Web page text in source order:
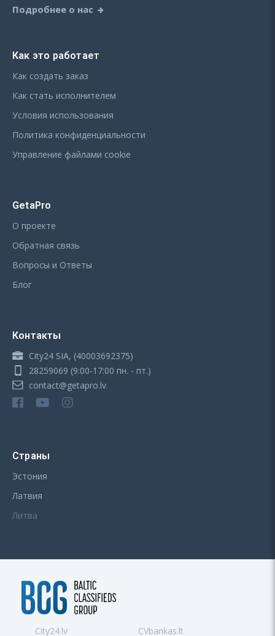
Подробнее о нас
Как это работает
Как создать заказ
Как стать исполнителем
Условия использования
Политика конфиденциальности
Управление файлами cookie
GetaPro
О проекте
Обратная связь
Вопросы и Ответы
Блог
Контакты
City24 SIA, (40003692375)
28259069 (9:00-17:00 пн. - пт.)
contact@getapro.lv
Страны
Эстония
Латвия
Литва
City24.lv CVbankas.lt